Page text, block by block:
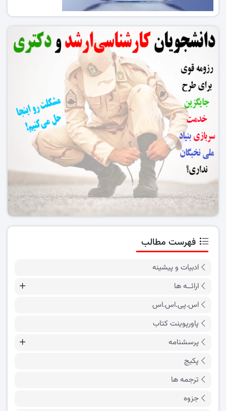
فهرست مطالب
ادبیات و پیشینه
ارائــه ها
اس.پی.اس.اس
پاورپوینت کتاب
پرسشنامه
پکیج
ترجمه ها
جزوه